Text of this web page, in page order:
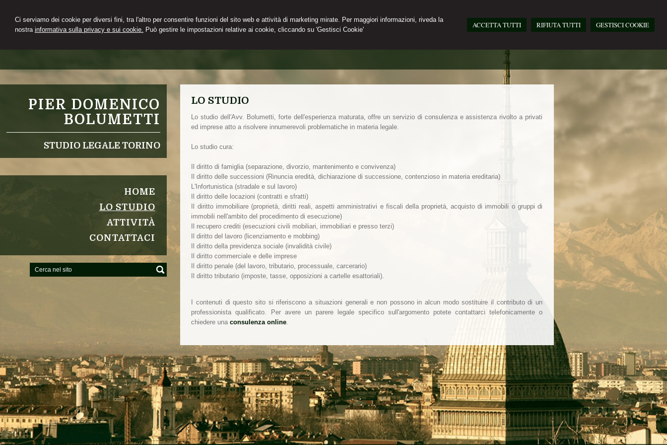
Ci serviamo dei cookie per diversi fini, tra l'altro per consentire funzioni del sito web e attività di marketing mirate. Per maggiori informazioni, riveda la
nostra informativa sulla privacy e sui cookie. Può gestire le impostazioni relative ai cookie, cliccando su 'Gestisci Cookie'
ACCETTA TUTTI RIFIUTA TUTTI GESTISCI COOKIE
PIER DOMENICO
BOLUMETTI
STUDIO LEGALE TORINO
HOME
LO STUDIO
ATTIVITÀ
CONTATTACI
LO STUDIO
Lo studio dell'Avv. Bolumetti, forte dell'esperienza maturata, offre un servizio di consulenza e assistenza rivolto a privati
ed imprese atto a risolvere innumerevoli problematiche in materia legale.
Lo studio cura:
Il diritto di famiglia (separazione, divorzio, mantenimento e convivenza)
Il diritto delle successioni (Rinuncia eredità, dichiarazione di successione, contenzioso in materia ereditaria)
L'Infortunistica (stradale e sul lavoro)
Il diritto delle locazioni (contratti e sfratti)
Il diritto immobiliare (proprietà, diritti reali, aspetti amministrativi e fiscali della proprietà, acquisto di immobili o gruppi di
immobili nell'ambito del procedimento di esecuzione)
Il recupero crediti (esecuzioni civili mobiliari, immobiliari e presso terzi)
Il diritto del lavoro (licenziamento e mobbing)
Il diritto della previdenza sociale (invalidità civile)
Il diritto commerciale e delle imprese
Il diritto penale (del lavoro, tributario, processuale, carcerario)
Il diritto tributario (imposte, tasse, opposizioni a cartelle esattoriali).
I contenuti di questo sito si riferiscono a situazioni generali e non possono in alcun modo sostituire il contributo di un
professionista qualificato. Per avere un parere legale specifico sull'argomento potete contattarci telefonicamente o
chiedere unaconsulenza online